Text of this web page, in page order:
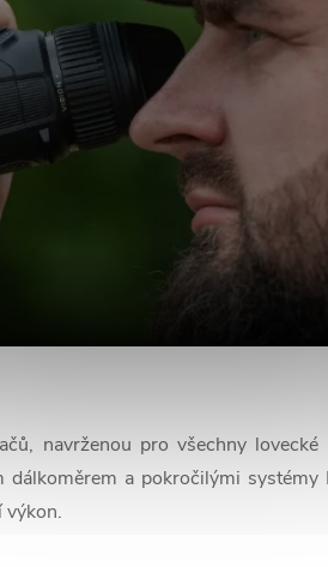
navrženou pro všechny lovecké
dálkoměrem a pokročilými
výkon.